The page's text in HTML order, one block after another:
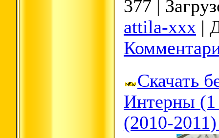
377 |
attila-xxx |
Скачать
Интерны (1
(2010-